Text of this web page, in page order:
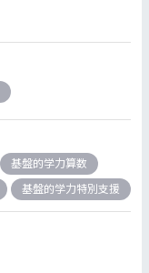
基盤的学力算数
基盤的学力特別支援